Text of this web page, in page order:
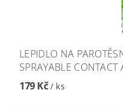
LEPIDLO NA
SPRAYABLE CONTACT
179 Kč/ ks